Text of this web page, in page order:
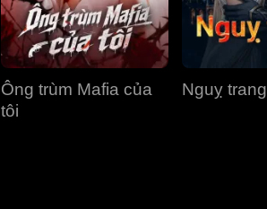
Tập 40
Ông trùm Mafia của
tôi
Nguỵ trang